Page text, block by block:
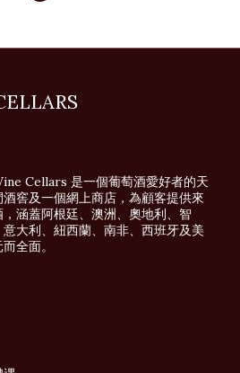
Cellars 是一個葡萄酒愛好者的天
窖及一個網上商店，為顧客提供來
涵蓋阿根廷、澳洲、奧地利、智
大利、紐西蘭、南非、西班牙及美
全面。